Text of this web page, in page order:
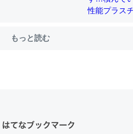
たまに覗いてる。ぼちぼちRingも置こ
数にすると1週間とかの人が多いそうだ
もっと読む